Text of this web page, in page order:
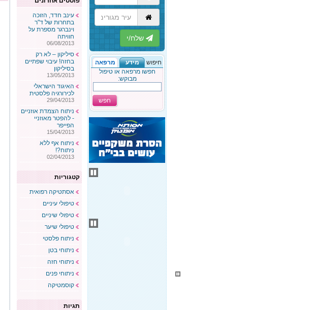
הבא
חיפוש מידע
מרפאה
חפשו מרפאה או טיפול
מבוקש:
חפש
עינב חדד, הזוכה
בתחרות של ד"ר
וינברגר מספרת על
חוויתה
06/08/2013
סיליקון – לא רק
בחזה! עיבוי שפתיים
בסיליקון
13/05/2013
האיגוד הישראלי
לכירורגיה פלסטית
29/04/2013
ניתוח הצמדת אוזניים
- להפטר מאוזניי
הפייפר
15/04/2013
ניתוח אף ללא
ניתוח?!
02/04/2013
קטגוריות
אסתטיקה רפואית
טיפולי עיניים
טיפולי שיניים
טיפולי שיער
ניתוח פלסטי
ניתוחי בטן
ניתוחי חזה
ניתוחי פנים
קוסמטיקה
תגיות